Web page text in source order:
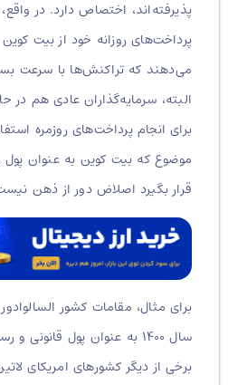
پذیرفته‌اند، اختصاص دارد. در واقع، از
پرداخت‌های روزانه خود از بیت کوین
می‌دهند که تراکنش‌ها با سرعت بسیار
البته، سرمایه‌گذاران عادی هم در حال
برای انجام پرداخت‌های روزمره استفاده
موضوع که بیت کوین به عنوان پول
قرار بگیرد اصلاض دور از ذهن نیست.
برای مثال، مقامات کشور السالوادور
سال ۱۴۰۰ به عنوان پول قانونی و
برخی از دیگر کشورهای امریکای لاتین